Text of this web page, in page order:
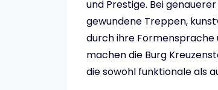
und Prestige. Bei
gewundene Treppen,
durch ihre Formensprache
machen die Burg
die sowohl funktionale als